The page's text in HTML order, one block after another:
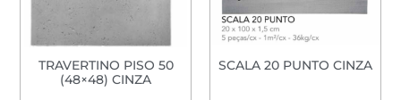
TRAVERTINO PISO 50
(48×48) CINZA
SCALA 20 PUNTO CINZA